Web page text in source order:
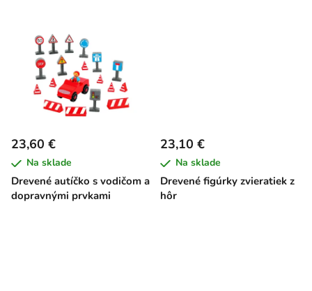
Drevené autíčko s vodičom a
dopravnými prvkami
23,60 €
Na sklade
Drevené figúrky zvieratiek z
hôr
23,10 €
Na sklade